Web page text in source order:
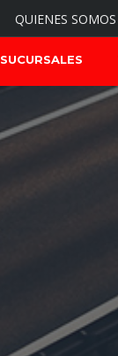
QUIENES SOMOS
SUCURSALES